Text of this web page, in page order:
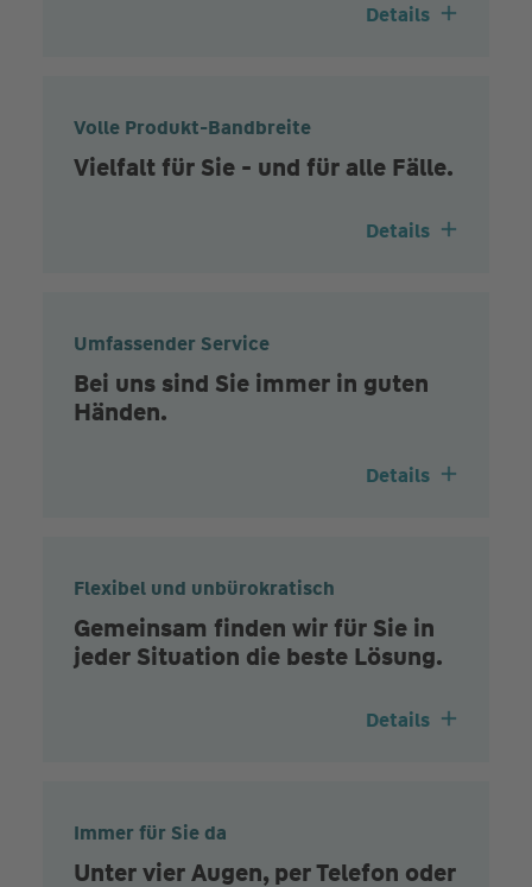
Details
Volle Produkt-Bandbreite
Vielfalt für Sie - und für alle Fälle.
Details
Umfassender Service
Bei uns sind Sie immer in guten
Händen.
Details
Flexibel und unbürokratisch
Gemeinsam finden wir für Sie in
jeder Situation die beste Lösung.
Details
Immer für Sie da
Unter vier Augen, per Telefon oder